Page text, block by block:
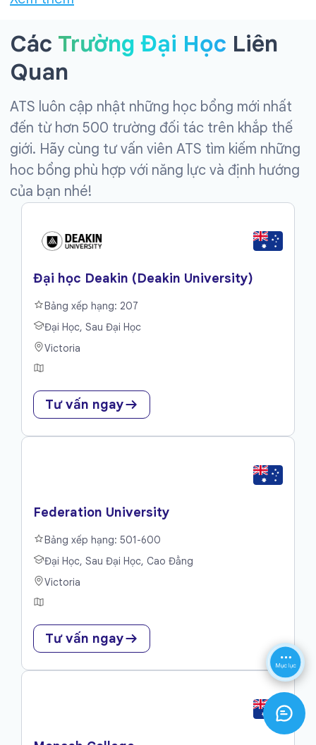
Các Trường Đại Học Liên
Quan
ATS luôn cập nhật những học bổng mới nhất
đến từ hơn 500 trường đối tác trên khắp thế
giới. Hãy cùng tư vấn viên ATS tìm kiếm những
hoc bổng phù hợp với năng lực và định hướng
của bạn nhé!
Đại học Deakin (Deakin University)
Bảng xếp hạng: 207
Đại Học, Sau Đại Học
Victoria
Tư vấn ngay
Federation University
Bảng xếp hạng: 501-600
Đại Học, Sau Đại Học, Cao Đẳng
Victoria
Tư vấn ngay